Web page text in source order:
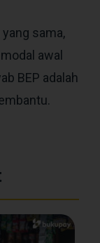
sama,
awal
BEP adalah